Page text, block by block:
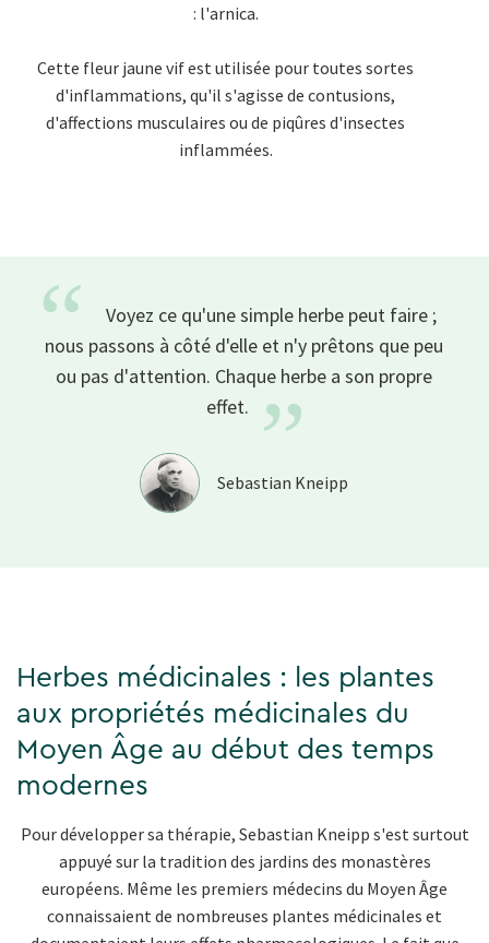
: l'arnica.
Cette fleur jaune vif est utilisée pour toutes sortes
d'inflammations, qu'il s'agisse de contusions,
d'affections musculaires ou de piqûres d'insectes
inflammées.
“
Voyez ce qu'une simple herbe peut faire ;
nous passons à côté d'elle et n'y prêtons que peu
ou pas d'attention. Chaque herbe a son propre
effet.
”
Sebastian Kneipp
Herbes médicinales : les plantes
aux propriétés médicinales du
Moyen Âge au début des temps
modernes
Pour développer sa thérapie, Sebastian Kneipp s'est surtout
appuyé sur la tradition des jardins des monastères
européens. Même les premiers médecins du Moyen Âge
connaissaient de nombreuses plantes médicinales et